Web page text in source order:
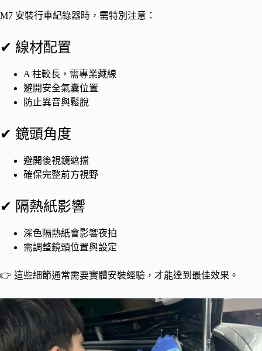
M7 安裝行車紀錄器時，需特別注意：
✔ 線材配置
A 柱較長，需專業藏線
避開安全氣囊位置
防止異音與鬆脫
✔ 鏡頭角度
避開後視鏡遮擋
確保完整前方視野
✔ 隔熱紙影響
深色隔熱紙會影響夜拍
需調整鏡頭位置與設定
👉 這些細節通常需要實體安裝經驗，才能達到最佳效果。